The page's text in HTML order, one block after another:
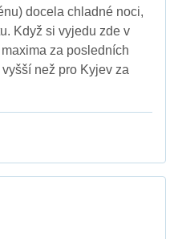
docela chladné noci,
Když si vyjedu zde v
za posledních
než pro Kyjev za